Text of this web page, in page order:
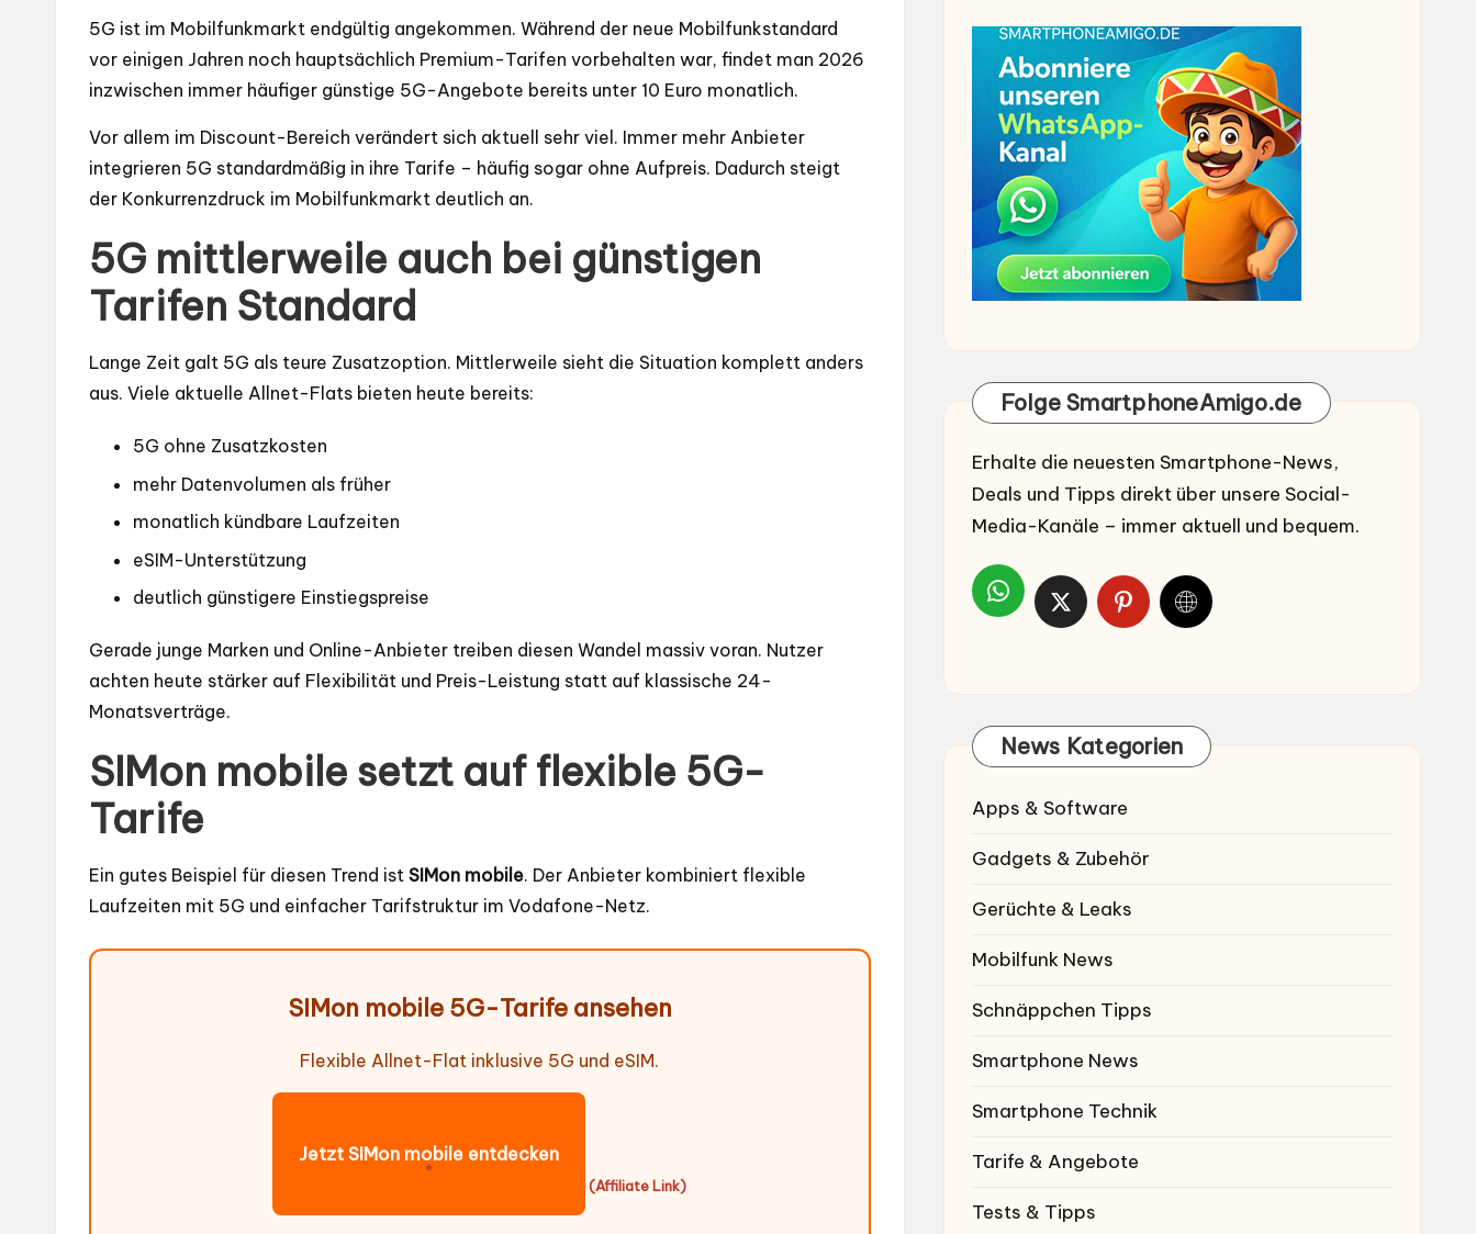
5G ist im Mobilfunkmarkt endgültig angekommen. Während der neue Mobilfunkstandard
vor einigen Jahren noch hauptsächlich Premium-Tarifen vorbehalten war, findet man 2026
inzwischen immer häufiger günstige 5G-Angebote bereits unter 10 Euro monatlich.
Vor allem im Discount-Bereich verändert sich aktuell sehr viel. Immer mehr Anbieter
integrieren 5G standardmäßig in ihre Tarife – häufig sogar ohne Aufpreis. Dadurch steigt
der Konkurrenzdruck im Mobilfunkmarkt deutlich an.
5G mittlerweile auch bei günstigen
Tarifen Standard
Lange Zeit galt 5G als teure Zusatzoption. Mittlerweile sieht die Situation komplett anders
aus. Viele aktuelle Allnet-Flats bieten heute bereits:
5G ohne Zusatzkosten
mehr Datenvolumen als früher
monatlich kündbare Laufzeiten
eSIM-Unterstützung
deutlich günstigere Einstiegspreise
Gerade junge Marken und Online-Anbieter treiben diesen Wandel massiv voran. Nutzer
achten heute stärker auf Flexibilität und Preis-Leistung statt auf klassische 24-
Monatsverträge.
SIMon mobile setzt auf flexible 5G-
Tarife
Ein gutes Beispiel für diesen Trend ist SIMon mobile. Der Anbieter kombiniert flexible
Laufzeiten mit 5G und einfacher Tarifstruktur im Vodafone-Netz.
SIMon mobile 5G-Tarife ansehen
Flexible Allnet-Flat inklusive 5G und eSIM.
Jetzt SIMon mobile entdecken
*
(Affiliate Link)
Folge SmartphoneAmigo.de
Erhalte die neuesten Smartphone-News,
Deals und Tipps direkt über unsere Social-
Media-Kanäle – immer aktuell und bequem.
News Kategorien
Apps & Software
Gadgets & Zubehör
Gerüchte & Leaks
Mobilfunk News
Schnäppchen Tipps
Smartphone News
Smartphone Technik
Tarife & Angebote
Tests & Tipps